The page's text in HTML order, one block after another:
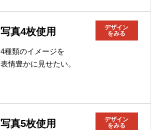
写真4枚使用
デザイン
をみる
4種類のイメージを
表情豊かに見せたい。
写真5枚使用
デザイン
をみる